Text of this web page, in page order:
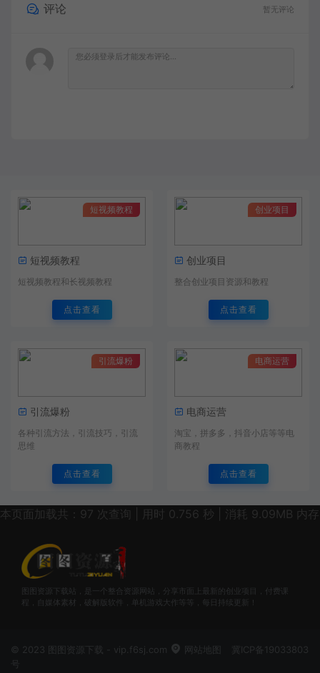
评论 暂无评论
短视频教程
短视频教程
短视频教程和长视频教程
点击查看
创业项目
创业项目
整合创业项目资源和教程
点击查看
引流爆粉
引流爆粉
各种引流方法，引流技巧，引流
思维
点击查看
电商运营
电商运营
淘宝，拼多多，抖音小店等等电
商教程
点击查看
本页面加载共：97 次查询 | 用时 0.756 秒 | 消耗 9.09MB 内存
图图资源下载站，是一个整合资源网站，分享市面上最新的创业项目，付费课
程，自媒体素材，破解版软件，单机游戏大作等等，每日持续更新！
© 2023 图图资源下载 - vip.f6sj.com 网站地图
冀ICP备19033803
号